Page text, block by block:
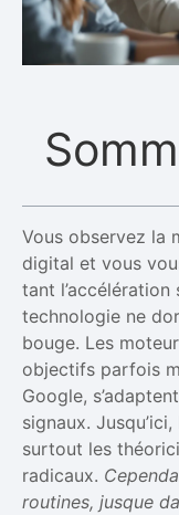
Vous observez la
digital et vous
tant l’accélération
technologie ne
bouge. Les
objectifs parfois
Google,
signaux.
surtout les
radicaux.
routines, jusque